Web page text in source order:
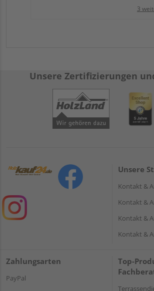
3
Unsere Zertifizierungen
Unsere
Kontakt &
Kontakt &
Kontakt &
Kontakt &
Zahlungsarten
PayPal
Top-